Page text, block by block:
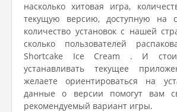
насколько хитовая игра,
текущую версию, доступную на
количество установок с нашей
сколько пользователей
Shortcake Ice Cream . И
устанавливать текущее
желаете ориентироваться на
данные о версии помогут вам
рекомендуемый вариант игры.